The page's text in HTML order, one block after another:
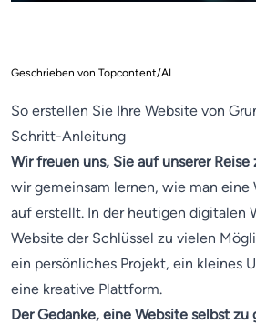
Geschrieben von Topcontent/AI
So erstellen Sie Ihre Website von
Schritt-Anleitung
Wir freuen uns, Sie auf unserer Reise
wir gemeinsam lernen, wie man eine
auf erstellt. In der heutigen digitalen
Website der Schlüssel zu vielen
ein persönliches Projekt, ein kleines
eine kreative Plattform.
Der Gedanke, eine Website selbst zu